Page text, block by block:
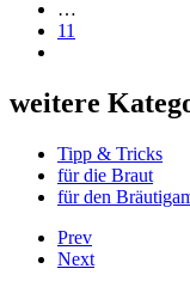
…
11
weitere
Tipp & Tricks
für die Braut
für den
Prev
Next